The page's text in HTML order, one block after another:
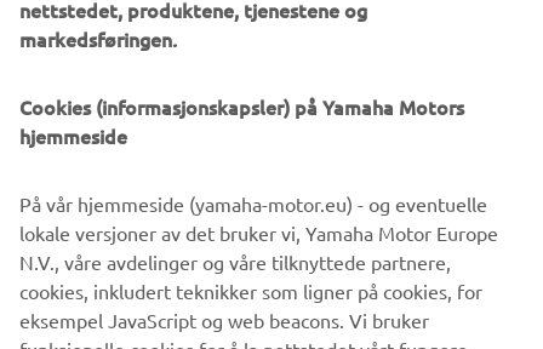
winning engines in the 70s.
a solid black contour on a deep aluminum silver body. This
makes the design reminiscent of the era in which Yamaha
market. Moreover, the vintage theme is accentuated by
red stitching in the saddle.
nettstedet, produktene, tjenestene og
markedsføringen.
Cookies (informasjonskapsler) på Yamaha Motors
hjemmeside
På vår hjemmeside (yamaha-motor.eu) - og eventuelle
lokale versjoner av det bruker vi, Yamaha Motor Europe
N.V., våre avdelinger og våre tilknyttede partnere,
cookies, inkludert teknikker som ligner på cookies, for
eksempel JavaScript og web beacons. Vi bruker